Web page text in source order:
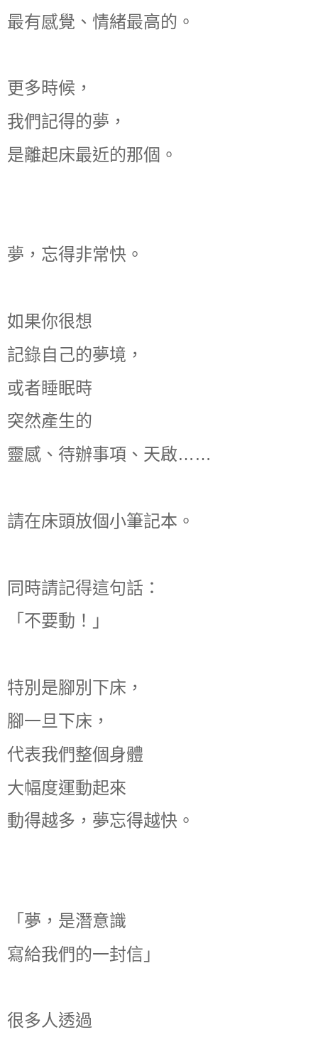
最有感覺、情緒最高的。
更多時候，
我們記得的夢，
是離起床最近的那個。
夢，忘得非常快。
如果你很想
記錄自己的夢境，
或者睡眠時
突然產生的
靈感、待辦事項、天啟……
請在床頭放個小筆記本。
同時請記得這句話：
「不要動！」
特別是腳別下床，
腳一旦下床，
代表我們整個身體
大幅度運動起來
動得越多，夢忘得越快。
「夢，是潛意識
寫給我們的一封信」
很多人透過